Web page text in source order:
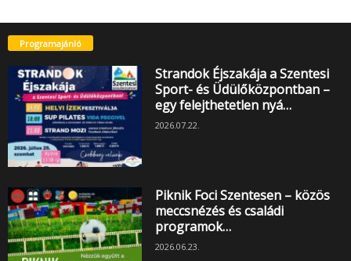
Programajánló
Strandok Éjszakája a Szentesi
Sport- és Üdülőközpontban –
egy felejthetetlen nyá…
2026.07.22.
Piknik Foci Szentesen – közös
meccsnézés és családi
programok…
2026.06.23.